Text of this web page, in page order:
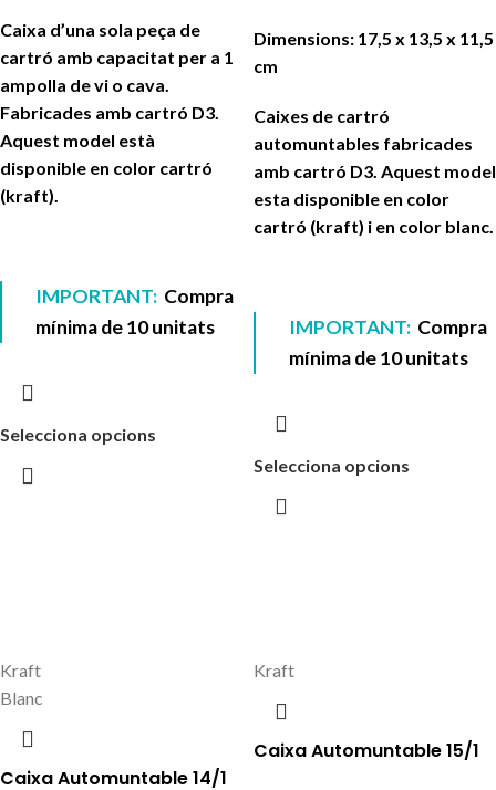
Caixa d’una sola peça de
cartró amb capacitat per a 1
ampolla de vi o cava.
Fabricades amb cartró D3.
Aquest model està
disponible en color cartró
(kraft).
IMPORTANT: Compra
mínima de 10 unitats
Selecciona opcions
Dimensions: 17,5 x 13,5 x 11,5
cm
Caixes de cartró
automuntables fabricades
amb cartró D3. Aquest model
esta disponible en color
cartró (kraft) i en color blanc.
IMPORTANT: Compra
mínima de 10 unitats
Selecciona opcions
Kraft
Blanc
Caixa Automuntable 14/1
Kraft
Caixa Automuntable 15/1